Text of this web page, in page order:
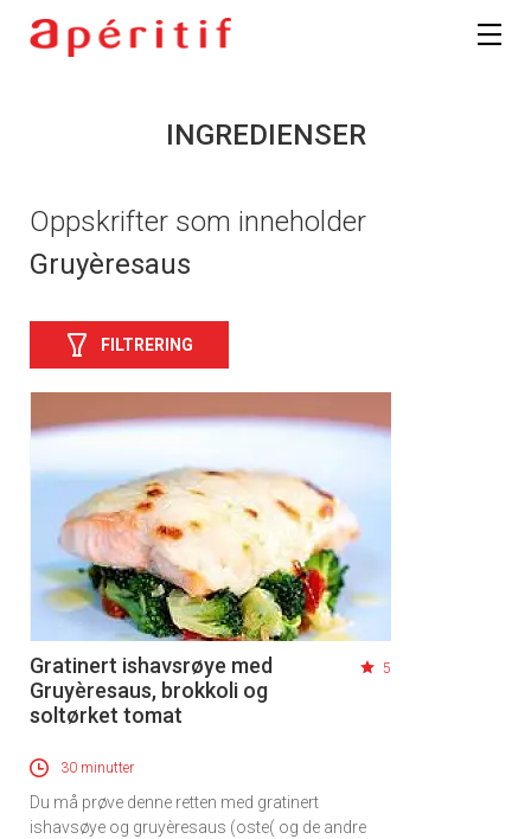
INGREDIENSER
Oppskrifter som inneholder
Gruyèresaus
FILTRERING
Gratinert ishavsrøye med
Gruyèresaus, brokkoli og
soltørket tomat
5
30 minutter
Du må prøve denne retten med gratinert
ishavsøye og gruyèresaus (oste( og de andre